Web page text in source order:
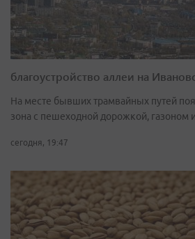
благоустройство аллеи на
На месте бывших трамвайных путей
зона с пешеходной дорожкой, газоном
сегодня, 19:47